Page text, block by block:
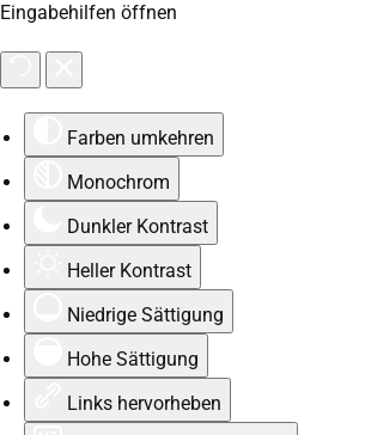
Eingabehilfen öffnen
Farben umkehren
Monochrom
Dunkler Kontrast
Heller Kontrast
Niedrige Sättigung
Hohe Sättigung
Links hervorheben